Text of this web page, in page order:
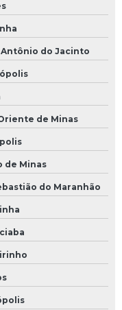
Antônio do Jacinto
de Minas
de Minas
do Maranhão